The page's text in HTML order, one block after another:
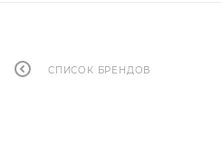
СПИСОК БРЕНДОВ